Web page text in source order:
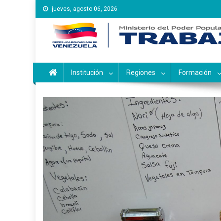
Saltar
al
contenido
jueves, agosto 06, 2026
Instituto Nacional de
Inces
Institución Regiones Formación